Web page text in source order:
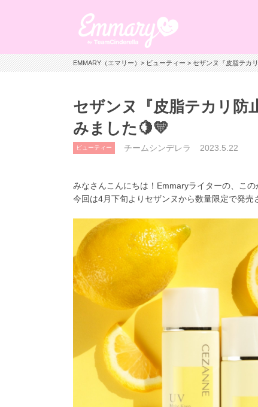
EMMARY（エマリー）>ビューティー> セザンヌ『皮脂テカ
セザンヌ『皮脂テカリ防
みました🍋💛
ビューティー チームシンデレラ 2023.5.22
みなさんこんにちは！Emmaryライターの、この
今回は4月下旬より セザンヌから数量限定で発売